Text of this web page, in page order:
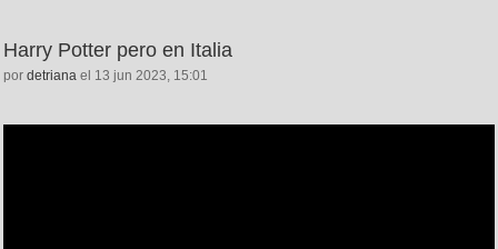
Harry Potter pero en Italia
por detriana el 13 jun 2023, 15:01